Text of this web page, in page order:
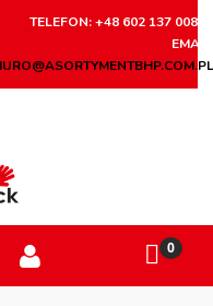
TELEFON: +48 602 137 008
EMAIL: